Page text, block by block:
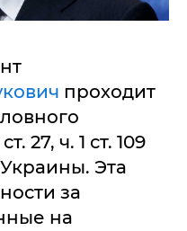
проходит
27, ч. 1 ст. 109
Эта
за
на